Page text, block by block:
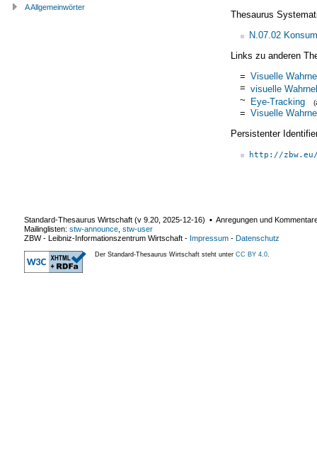
Thesaurus
N.07.02
Links zu anderen
= Visuelle
= visuelle
~ Eye-Tracking
= Visuelle
Persistenter
http://
A Allgemeinwörter
Standard-Thesaurus Wirtschaft (v 9.20 2025-12-16) ▪ Anregungen und
Mailinglisten: stw-announce stw-user
ZBW - Leibniz-Informationszentrum Wirtschaft - Impressum - Datenschutz
Der Standard-Thesaurus Wirtschaft steht unter CC BY 4.0